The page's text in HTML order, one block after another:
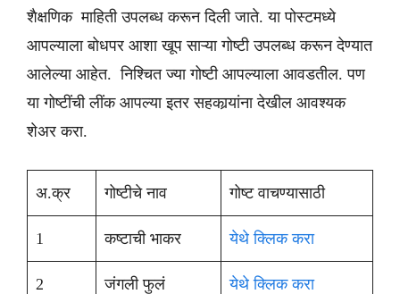
शैक्षणिक माहिती उपलब्ध करून दिली जाते. या पोस्टमध्ये
आपल्याला बोधपर आशा खूप साऱ्या गोष्टी उपलब्ध करून देण्यात
आलेल्या आहेत. निश्चित ज्या गोष्टी आपल्याला आवडतील. पण
या गोष्टींची लींक आपल्या इतर सहकार्‍यांना देखील आवश्यक
शेअर करा.
अ.क्र गोष्टीचे नाव गोष्ट वाचण्यासाठी
1 कष्टाची भाकर येथे क्लिक करा
2 जंगली फुलं येथे क्लिक करा